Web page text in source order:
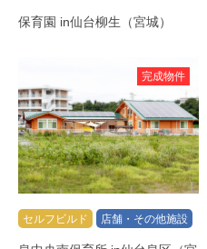
保育園 in仙台柳生（宮城）
完成物件
セルフビルド 店舗・その他施設